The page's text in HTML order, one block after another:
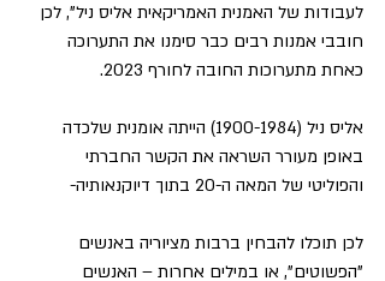
לעבודות של האמנית האמריקאית אליס ניל", לכן
חובבי אמנות רבים כבר סימנו את התערוכה
כאחת מתערוכות החובה לחורף 2023.
אליס ניל (1900-1984) הייתה אומנית שלכדה
באופן מעורר השראה את הקשר החברתי
והפוליטי של המאה ה-20 בתוך דיוקנאותיה-
לכן תוכלו להבחין ברבות מציוריה באנשים
"הפשוטים", או במילים אחרות – האנשים